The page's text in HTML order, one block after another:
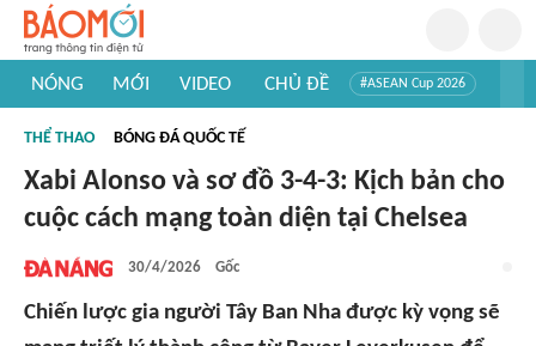
NÓNG MỚI VIDEO CHỦ ĐỀ #ASEAN Cup 2026
#Khám phá thế giới
THỂ THAO BÓNG ĐÁ QUỐC TẾ
Xabi Alonso và sơ đồ 3-4-3: Kịch bản cho
cuộc cách mạng toàn diện tại Chelsea
30/4/2026 Gốc
Chiến lược gia người Tây Ban Nha được kỳ vọng sẽ